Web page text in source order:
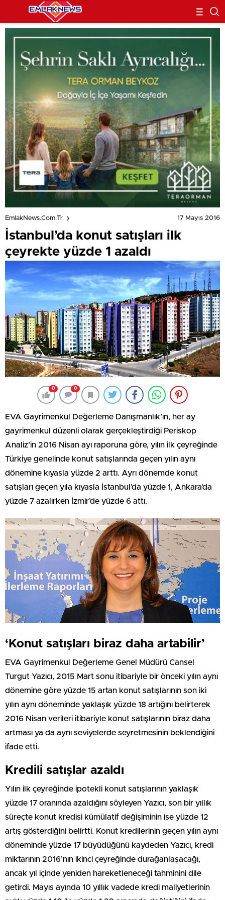
EmlakNews.com.tr 17 Mayıs 2016
İstanbul’da konut satışları ilk
çeyrekte yüzde 1 azaldı
0 0
EVA Gayrimenkul Değerleme Danışmanlık’ın, her ay
gayrimenkul düzenli olarak gerçekleştirdiği Periskop
Analiz’in 2016 Nisan ayı raporuna göre, yılın ilk çeyreğinde
Türkiye genelinde konut satışlarında geçen yılın aynı
dönemine kıyasla yüzde 2 arttı. Ayrı dönemde konut
satışları geçen yıla kıyasla İstanbul’da yüzde 1, Ankara’da
yüzde 7 azalırken İzmir’de yüzde 6 attı.
‘Konut satışları biraz daha artabilir’
EVA Gayrimenkul Değerleme Genel Müdürü Cansel
Turgut Yazıcı, 2015 Mart sonu itibariyle bir önceki yılın aynı
dönemine göre yüzde 15 artan konut satışlarının son iki
yılın aynı döneminde yaklaşık yüzde 18 artığını belirterek
2016 Nisan verileri itibariyle konut satışlarının biraz daha
artması ya da aynı seviyelerde seyretmesinin beklendiğini
ifade etti.
Kredili satışlar azaldı
Yılın ilk çeyreğinde ipotekli konut satışlarının yaklaşık
yüzde 17 oranında azaldığını söyleyen Yazıcı, son bir yıllık
süreçte konut kredisi kümülatif değişiminin ise yüzde 12
artış gösterdiğini belirtti. Konut kredilerinin geçen yılın aynı
döneminde yüzde 17 büyüdüğünü kaydeden Yazıcı, kredi
miktarının 2016’nın ikinci çeyreğinde durağanlaşacağı,
ancak yıl içinde yeniden hareketleneceği tahminini dile
getirdi. Mayıs ayında 10 yıllık vadede kredi maliyetlerinin